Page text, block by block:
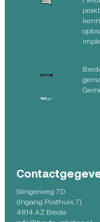
Slingerweg 7D
(Ingang Posthuis 7)
4814 AZ Breda